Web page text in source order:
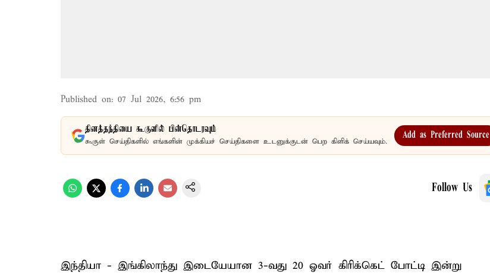
Published on: 07 Jul 2026, 6:56 pm
தினத்தந்தியை கூகுளில் பின்தொடரவும்
கூகுள் செய்திகளில் எங்களின் முக்கியச் செய்திகளை உடனுக்குடன் பெற கிளிக் செய்யவும்.
Add as Preferred Source
Follow Us
இந்தியா - இங்கிலாந்து இடையேயான 3-வது 20 ஓவர் கிரிக்கெட் போட்டி இன்று